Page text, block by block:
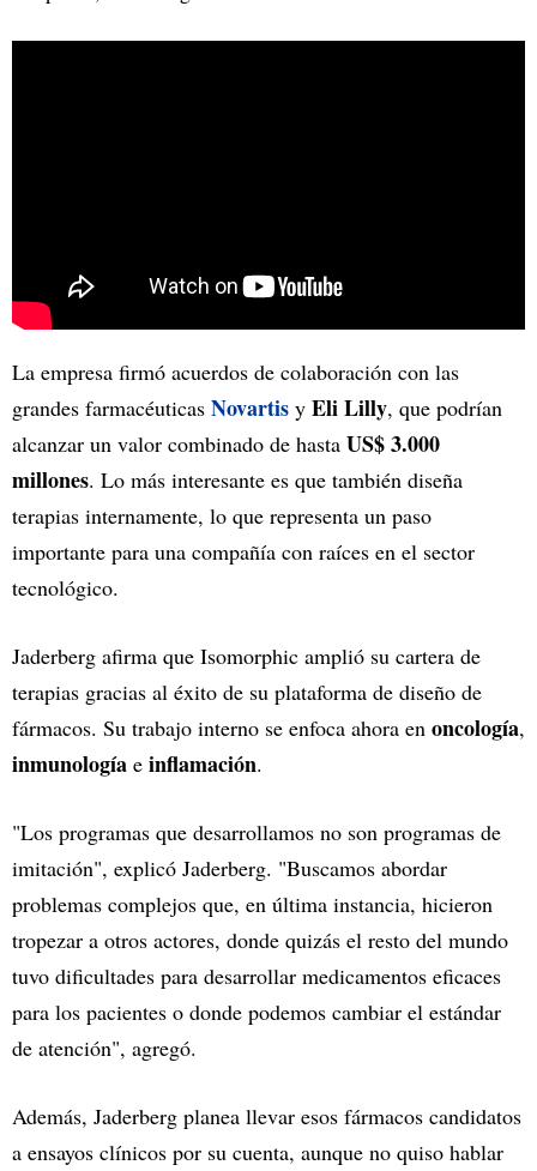
La empresa firmó acuerdos de colaboración con las
grandes farmacéuticas Novartis y Eli Lilly, que podrían
alcanzar un valor combinado de hasta US$ 3.000
millones. Lo más interesante es que también diseña
terapias internamente, lo que representa un paso
importante para una compañía con raíces en el sector
tecnológico.
Jaderberg afirma que Isomorphic amplió su cartera de
terapias gracias al éxito de su plataforma de diseño de
fármacos. Su trabajo interno se enfoca ahora en oncología,
inmunología e inflamación.
"Los programas que desarrollamos no son programas de
imitación", explicó Jaderberg. "Buscamos abordar
problemas complejos que, en última instancia, hicieron
tropezar a otros actores, donde quizás el resto del mundo
tuvo dificultades para desarrollar medicamentos eficaces
para los pacientes o donde podemos cambiar el estándar
de atención", agregó.
Además, Jaderberg planea llevar esos fármacos candidatos
a ensayos clínicos por su cuenta, aunque no quiso hablar